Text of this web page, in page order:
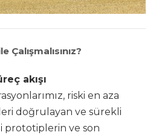
Çalışmalısınız?
akışı
riski en aza
doğrulayan ve sürekli
prototiplerin ve son